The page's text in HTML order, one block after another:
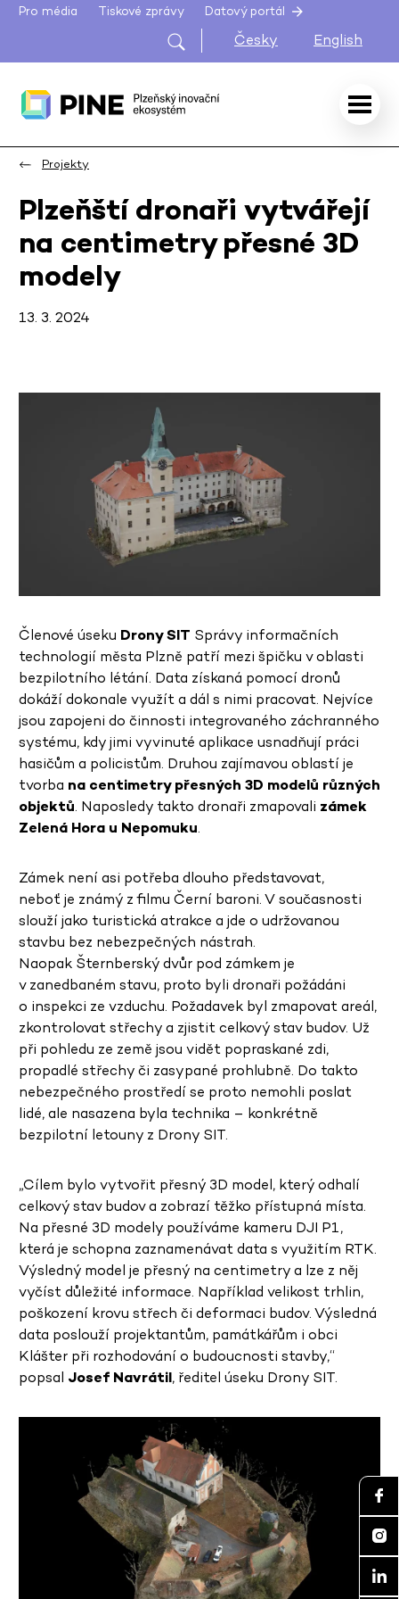
Pro média Tiskové zprávy Datový portál
Česky English
Projekty
Plzeňští dronaři vytvářejí
na centimetry přesné 3D
modely
13. 3. 2024
Členové úseku Drony SIT Správy informačních
technologií města Plzně patří mezi špičku v oblasti
bezpilotního létání. Data získaná pomocí dronů
dokáží dokonale využít a dál s nimi pracovat. Nejvíce
jsou zapojeni do činnosti integrovaného záchranného
systému, kdy jimi vyvinuté aplikace usnadňují práci
hasičům a policistům. Druhou zajímavou oblastí je
tvorba na centimetry přesných 3D modelů různých
objektů. Naposledy takto dronaři zmapovali zámek
Zelená Hora u Nepomuku.
Zámek není asi potřeba dlouho představovat,
neboť je známý z filmu Černí baroni. V současnosti
slouží jako turistická atrakce a jde o udržovanou
stavbu bez nebezpečných nástrah.
Naopak Šternberský dvůr pod zámkem je
v zanedbaném stavu, proto byli dronaři požádáni
o inspekci ze vzduchu. Požadavek byl zmapovat areál,
zkontrolovat střechy a zjistit celkový stav budov. Už
při pohledu ze země jsou vidět popraskané zdi,
propadlé střechy či zasypané prohlubně. Do takto
nebezpečného prostředí se proto nemohli poslat
lidé, ale nasazena byla technika – konkrétně
bezpilotní letouny z Drony SIT.
„Cílem bylo vytvořit přesný 3D model, který odhalí
celkový stav budov a zobrazí těžko přístupná místa.
Na přesné 3D modely používáme kameru DJI P1,
která je schopna zaznamenávat data s využitím RTK.
Výsledný model je přesný na centimetry a lze z něj
vyčíst důležité informace. Například velikost trhlin,
poškození krovu střech či deformaci budov. Výsledná
data poslouží projektantům, památkářům i obci
Klášter při rozhodování o budoucnosti stavby,“
popsal Josef Navrátil, ředitel úseku Drony SIT.